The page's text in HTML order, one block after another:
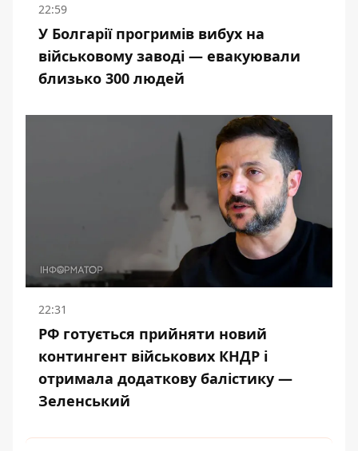
22:59
У Болгарії прогримів вибух на
військовому заводі — евакуювали
близько 300 людей
22:31
РФ готується прийняти новий
контингент військових КНДР і
отримала додаткову балістику —
Зеленський